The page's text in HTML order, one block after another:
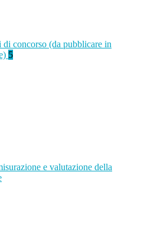
di concorso (da pubblicare in
5
e valutazione della